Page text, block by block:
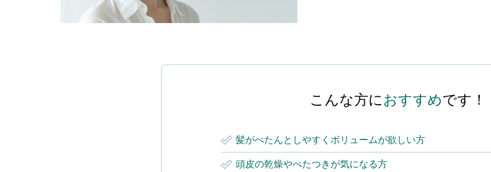
こんな方におすすめです！
髪がぺたんとしやすくボリュームが欲しい方
頭皮の乾燥やべたつきが気になる方